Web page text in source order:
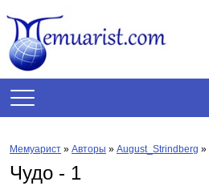
Мемуарист » Авторы » August_Strindberg »
Чудо - 1